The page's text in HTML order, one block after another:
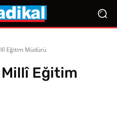
Eğitim Müdürü
Eğitim